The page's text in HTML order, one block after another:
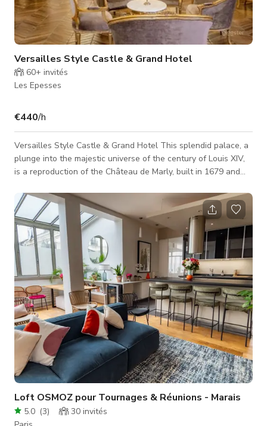
Versailles Style Castle & Grand Hotel
60+ invités
Les Epesses
€440/h
Versailles Style Castle & Grand Hotel This splendid palace, a
plunge into the majestic universe of the century of Louis XIV,
is a reproduction of the Château de Marly, built in 1679 and
surrounded by a French garden and is a great option for both
period and contemporary scenes. 2 large pavilions. 6 small
pavilions.
Loft OSMOZ pour Tournages & Réunions - Marais
5.0 (3) 30 invités